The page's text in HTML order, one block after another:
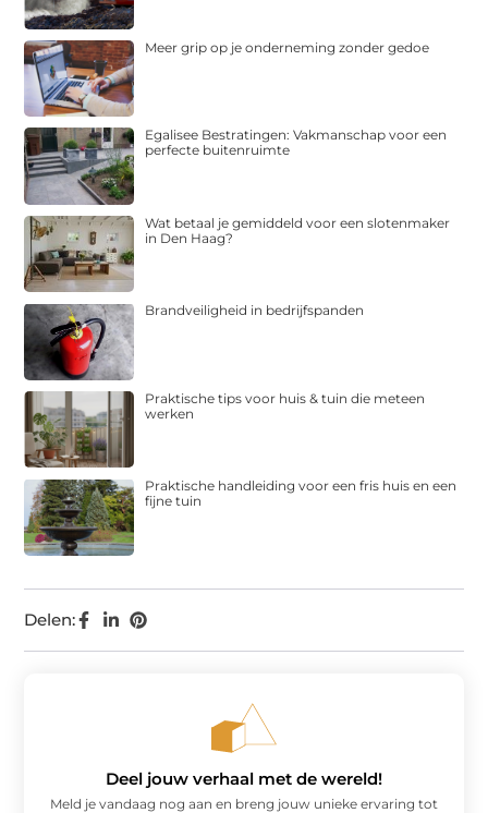
Delen:
Meer grip op je onderneming zonder gedoe
Egalisee Bestratingen: Vakmanschap voor een
perfecte buitenruimte
Wat betaal je gemiddeld voor een slotenmaker
in Den Haag?
Brandveiligheid in bedrijfspanden
Praktische tips voor huis & tuin die meteen
werken
Praktische handleiding voor een fris huis en een
fijne tuin
Deel jouw verhaal met de wereld!
Meld je vandaag nog aan en breng jouw unieke ervaring tot